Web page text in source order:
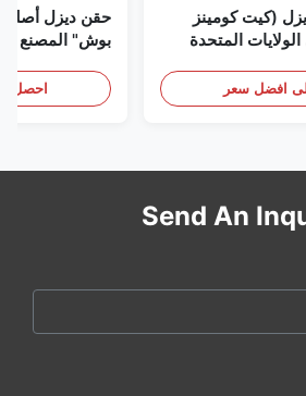
(كيت كومينز
المتحدة
جديد
افضل سعر
حقن ديزل
بوش" المصنع في
احصل
Send An